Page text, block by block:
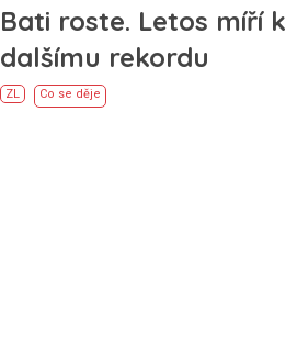
Bati roste. Letos míří k
dalšímu rekordu
ZL Co se děje